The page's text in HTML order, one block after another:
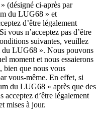
(désigné ci-après par
du LUG68 » et
d’être légalement
vous n’acceptez pas d’être
suivantes, veuillez
du LUG68 ». Nous pouvons
moment et nous essaierons
bien que nous vous
vous-même. En effet, si
du LUG68 » après que des
acceptez d’être légalement
mises à jour.